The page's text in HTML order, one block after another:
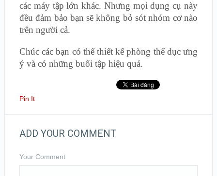
các máy tập lớn khác. Nhưng mọi dụng cụ này
đều đảm bảo bạn sẽ không bỏ sót nhóm cơ nào
trên người cả.
Chúc các bạn có thể thiết kế phòng thể dục ưng
ý và có những buổi tập hiệu quả.
Pin It
ADD YOUR COMMENT
Your Comment